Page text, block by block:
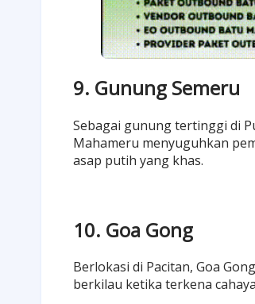
9. Gunung Semeru
Sebagai gunung tertinggi di
Mahameru menyuguhkan
asap putih yang khas.
10. Goa Gong
Berlokasi di Pacitan, Goa
berkilau ketika terkena